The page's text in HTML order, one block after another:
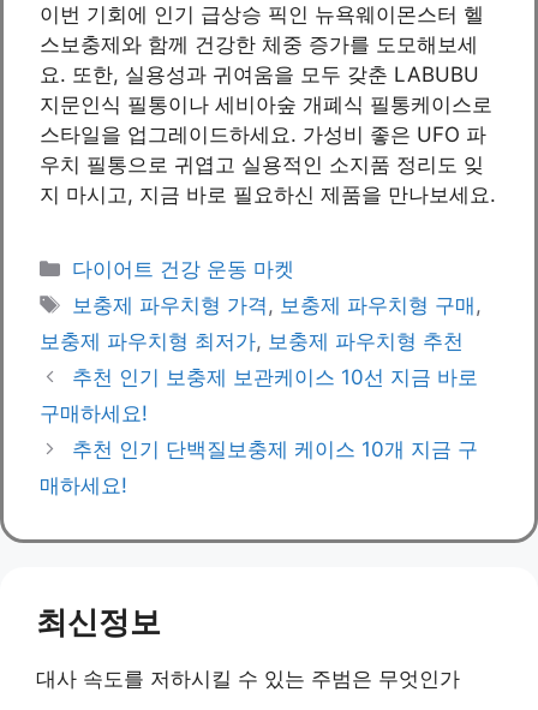
이번 기회에 인기 급상승 픽인 뉴욕웨이몬스터 헬
스보충제와 함께 건강한 체중 증가를 도모해보세
요. 또한, 실용성과 귀여움을 모두 갖춘 LABUBU
지문인식 필통이나 세비아숲 개폐식 필통케이스로
스타일을 업그레이드하세요. 가성비 좋은 UFO 파
우치 필통으로 귀엽고 실용적인 소지품 정리도 잊
지 마시고, 지금 바로 필요하신 제품을 만나보세요.
Categories
다이어트 건강 운동 마켓
Tags
보충제 파우치형 가격 , 보충제 파우치형 구매 ,
보충제 파우치형 최저가, 보충제 파우치형 추천
추천 인기 보충제 보관케이스 10선 지금 바로
구매하세요!
추천 인기 단백질보충제 케이스 10개 지금 구
매하세요!
최신정보
대사 속도를 저하시킬 수 있는 주범은 무엇인가